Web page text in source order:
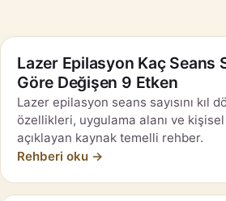
Lazer Epilasyon Kaç Seans
Göre Değişen 9 Etken
Lazer epilasyon seans sayısını kıl
özellikleri, uygulama alanı ve
açıklayan kaynak temelli rehber.
Rehberi oku →